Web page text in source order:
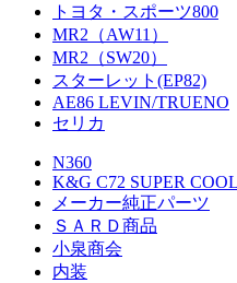
トヨタ・スポーツ800
MR2（AW11）
MR2（SW20）
スターレット(EP82)
AE86 LEVIN/TRUENO
セリカ
N360
K&G C72 SUPER
メーカー純正パーツ
ＳＡＲＤ商品
小泉商会
内装